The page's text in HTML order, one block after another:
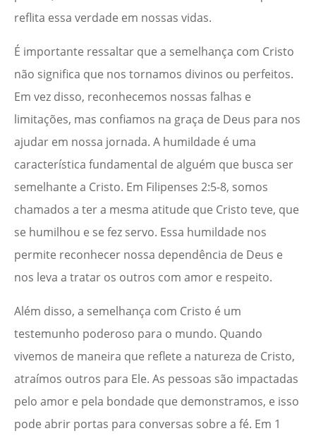
reflita essa verdade em nossas vidas.
É importante ressaltar que a semelhança com Cristo
não significa que nos tornamos divinos ou perfeitos.
Em vez disso, reconhecemos nossas falhas e
limitações, mas confiamos na graça de Deus para nos
ajudar em nossa jornada. A humildade é uma
característica fundamental de alguém que busca ser
semelhante a Cristo. Em Filipenses 2:5-8, somos
chamados a ter a mesma atitude que Cristo teve, que
se humilhou e se fez servo. Essa humildade nos
permite reconhecer nossa dependência de Deus e
nos leva a tratar os outros com amor e respeito.
Além disso, a semelhança com Cristo é um
testemunho poderoso para o mundo. Quando
vivemos de maneira que reflete a natureza de Cristo,
atraímos outros para Ele. As pessoas são impactadas
pelo amor e pela bondade que demonstramos, e isso
pode abrir portas para conversas sobre a fé. Em 1